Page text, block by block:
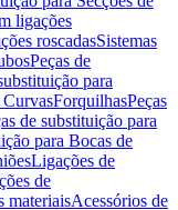
ligações
roscadasSistemas
Peças de
para
CurvasForquilhasPeças
de substituição para
para Bocas de
Ligações de
de
materiaisAcessórios de